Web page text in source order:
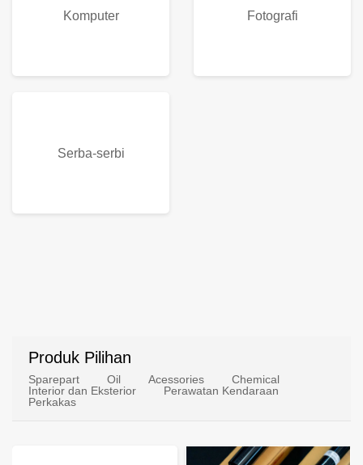
Komputer Fotografi
Serba-serbi
Produk Pilihan
Sparepart Oil Acessories
Chemical
Interior dan Eksterior
Perawatan Kendaraan
Perkakas